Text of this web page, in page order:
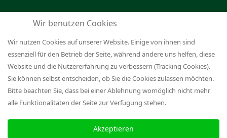
Werbeagentur Hamburg
Wir benutzen Cookies
Wir nutzen Cookies auf unserer Website. Einige von ihnen sind
essenziell für den Betrieb der Seite, während andere uns helfen, diese
Website und die Nutzererfahrung zu verbessern (Tracking Cookies).
Sie können selbst entscheiden, ob Sie die Cookies zulassen möchten.
Bitte beachten Sie, dass bei einer Ablehnung womöglich nicht mehr
alle Funktionalitäten der Seite zur Verfügung stehen.
Akzeptieren